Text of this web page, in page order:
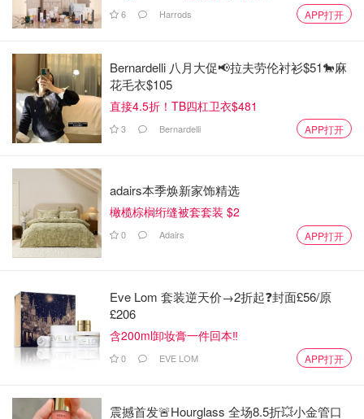
6 Harrods APP打开
Bernardelli 八月大促📢拉夫劳伦衬衫$51🐎麻
花毛衣$105
直接4.5折！TB四杠卫衣$481
3 Bernardelli APP打开
adairs本季焕新家饰精选
橄榄棕榈绗缝被套套装 $2
0 Adairs APP打开
Eve Lom 套装逆天价→2折起❓封面£56/原
£206
含200ml卸妆膏一件回本‼️
0 EVE LOM APP打开
震撼首发🚨Hourglass 全场8.5折💥小金管口